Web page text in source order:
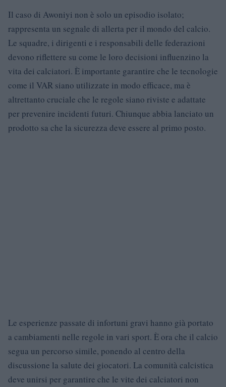
Il caso di Awoniyi non è solo un episodio isolato;
rappresenta un segnale di allerta per il mondo del calcio.
Le squadre, i dirigenti e i responsabili delle federazioni
devono riflettere su come le loro decisioni influenzino la
vita dei calciatori. È importante garantire che le tecnologie
come il VAR siano utilizzate in modo efficace, ma è
altrettanto cruciale che le regole siano riviste e adattate
per prevenire incidenti futuri. Chiunque abbia lanciato un
prodotto sa che la sicurezza deve essere al primo posto.
Le esperienze passate di infortuni gravi hanno già portato
a cambiamenti nelle regole in vari sport. È ora che il calcio
segua un percorso simile, ponendo al centro della
discussione la salute dei giocatori. La comunità calcistica
deve unirsi per garantire che le vite dei calciatori non